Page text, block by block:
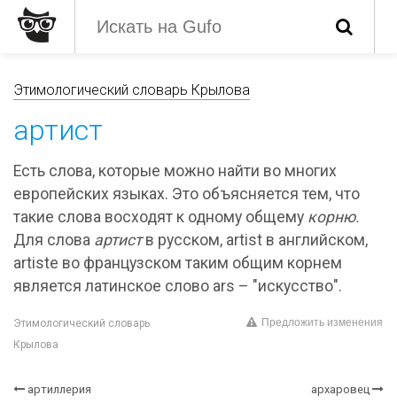
Этимологический словарь Крылова
артист
Есть слова, которые можно найти во многих
европейских языках. Это объясняется тем, что
такие слова восходят к одному общему корню.
Для слова артиств русском, artist в английском,
artiste во французском таким общим корнем
является латинское слово ars – "искусство".
Этимологический словарь
Крылова
Предложить изменения
артиллерия архаровец